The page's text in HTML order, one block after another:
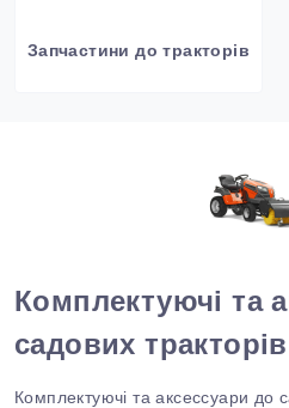
Запчастини до тракторів
Комплектуючі та
садових тракторів
Комплектуючі та аксессуари до